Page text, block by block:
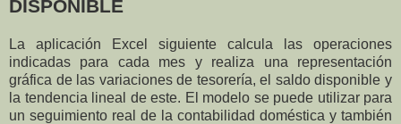
DISPONIBLE
La aplicación Excel siguiente calcula las operaciones
indicadas para cada mes y realiza una representación
gráfica de las variaciones de tesorería, el saldo disponible y
la tendencia lineal de este. El modelo se puede utilizar para
un seguimiento real de la contabilidad doméstica y también